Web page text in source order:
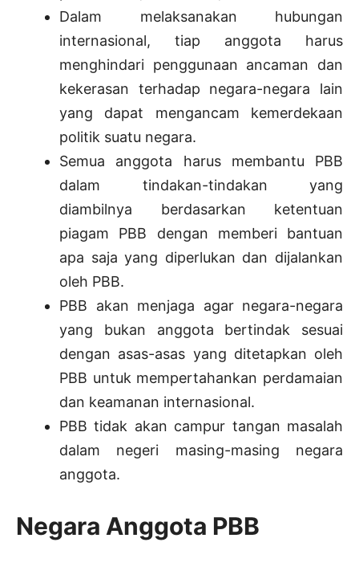
Dalam melaksanakan hubungan
internasional, tiap anggota harus
menghindari penggunaan ancaman dan
kekerasan terhadap negara-negara lain
yang dapat mengancam kemerdekaan
politik suatu negara.
Semua anggota harus membantu PBB
dalam tindakan-tindakan yang
diambilnya berdasarkan ketentuan
piagam PBB dengan memberi bantuan
apa saja yang diperlukan dan dijalankan
oleh PBB.
PBB akan menjaga agar negara-negara
yang bukan anggota bertindak sesuai
dengan asas-asas yang ditetapkan oleh
PBB untuk mempertahankan perdamaian
dan keamanan internasional.
PBB tidak akan campur tangan masalah
dalam negeri masing-masing negara
anggota.
Negara Anggota PBB